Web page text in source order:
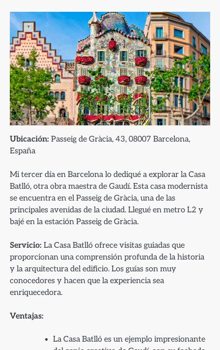
Ubicación: Passeig de Gràcia, 43, 08007 Barcelona,
España
Mi tercer día en Barcelona lo dediqué a explorar la Casa
Batlló, otra obra maestra de Gaudí. Esta casa modernista
se encuentra en el Passeig de Gràcia, una de las
principales avenidas de la ciudad. Llegué en metro L2 y
bajé en la estación Passeig de Gràcia.
Servicio: La Casa Batlló ofrece visitas guiadas que
proporcionan una comprensión profunda de la historia
y la arquitectura del edificio. Los guías son muy
conocedores y hacen que la experiencia sea
enriquecedora.
Ventajas:
La Casa Batlló es un ejemplo impresionante